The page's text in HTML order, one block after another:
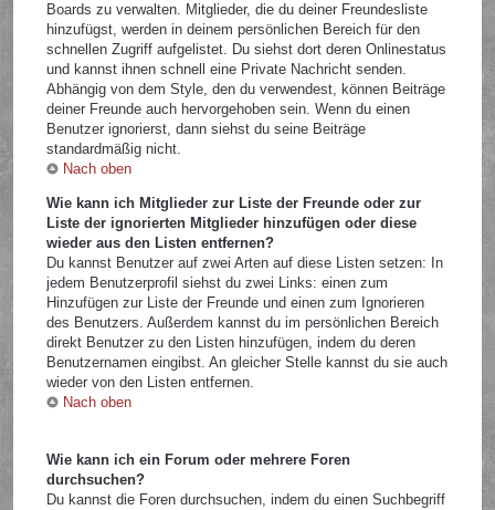
Boards zu verwalten. Mitglieder, die du deiner Freundesliste
hinzufügst, werden in deinem persönlichen Bereich für den
schnellen Zugriff aufgelistet. Du siehst dort deren Onlinestatus
und kannst ihnen schnell eine Private Nachricht senden.
Abhängig von dem Style, den du verwendest, können Beiträge
deiner Freunde auch hervorgehoben sein. Wenn du einen
Benutzer ignorierst, dann siehst du seine Beiträge
standardmäßig nicht.
Nach oben
Wie kann ich Mitglieder zur Liste der Freunde oder zur
Liste der ignorierten Mitglieder hinzufügen oder diese
wieder aus den Listen entfernen?
Du kannst Benutzer auf zwei Arten auf diese Listen setzen: In
jedem Benutzerprofil siehst du zwei Links: einen zum
Hinzufügen zur Liste der Freunde und einen zum Ignorieren
des Benutzers. Außerdem kannst du im persönlichen Bereich
direkt Benutzer zu den Listen hinzufügen, indem du deren
Benutzernamen eingibst. An gleicher Stelle kannst du sie auch
wieder von den Listen entfernen.
Nach oben
Wie kann ich ein Forum oder mehrere Foren
durchsuchen?
Du kannst die Foren durchsuchen, indem du einen Suchbegriff